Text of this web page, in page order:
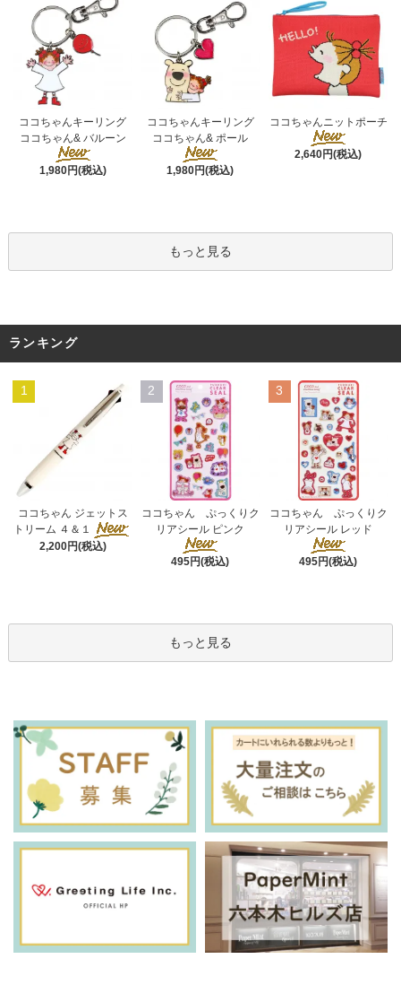
ココちゃんキーリング
ココちゃん& バルーン
1,980円(税込)
ココちゃんキーリング
ココちゃん& ポール
1,980円(税込)
ココちゃんニットポーチ
2,640円(税込)
もっと見る
ランキング
1
ココちゃん ジェットス
トリーム ４＆１
2,200円(税込)
2
ココちゃん ぷっくりク
リアシール ピンク
495円(税込)
3
ココちゃん ぷっくりク
リアシール レッド
495円(税込)
もっと見る